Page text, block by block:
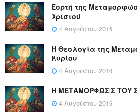
Εορτή της
Χριστού
4 Αυγούστου 2016
Η Θεολογία της
Κυρίου
4 Αυγούστου 2016
Η ΜΕΤΑΜΟΡΦΩΣΙΣ ΤΟΥ
4 Αυγούστου 2016